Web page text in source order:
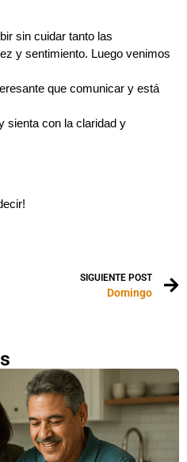
sin cuidar tanto las
y sentimiento. Luego venimos
que comunicar y está
sienta con la claridad y
SIGUIENTE POST
Domingo